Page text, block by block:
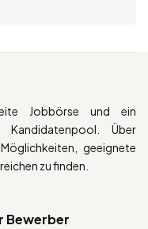
Jobbörse und ein
Über
geeignete
zu finden.
Bewerber